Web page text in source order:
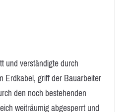
und verständigte durch
Erdkabel, griff der Bauarbeiter
den noch bestehenden
weiträumig abgesperrt und